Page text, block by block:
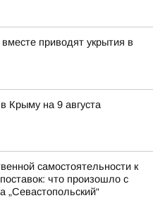
приводят укрытия в
Крыму на 9 августа
самостоятельности к
что произошло с
„Севастопольский“